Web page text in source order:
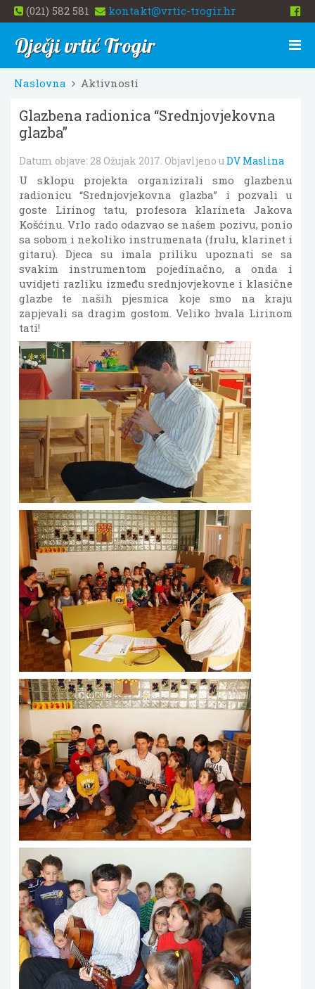
(021) 582 581 kontakt@vrtic-trogir.hr
Dječji vrtić Trogir
Naslovna Aktivnosti
Glazbena radionica “Srednjovjekovna
glazba”
Datum objave: 28 Ožujak 2017. Objavljeno uDV Maslina
U sklopu projekta organizirali smo glazbenu
radionicu “Srednjovjekovna glazba” i pozvali u
goste Lirinog tatu, profesora klarineta Jakova
Košćinu. Vrlo rado odazvao se našem pozivu, ponio
sa sobom i nekoliko instrumenata (frulu, klarinet i
gitaru). Djeca su imala priliku upoznati se sa
svakim instrumentom pojedinačno, a onda i
uvidjeti razliku između srednjovjekovne i klasične
glazbe te naših pjesmica koje smo na kraju
zapjevali sa dragim gostom. Veliko hvala Lirinom
tati!